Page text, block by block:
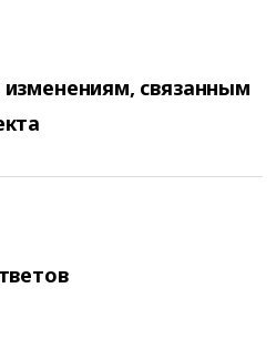
изменениям, связанным